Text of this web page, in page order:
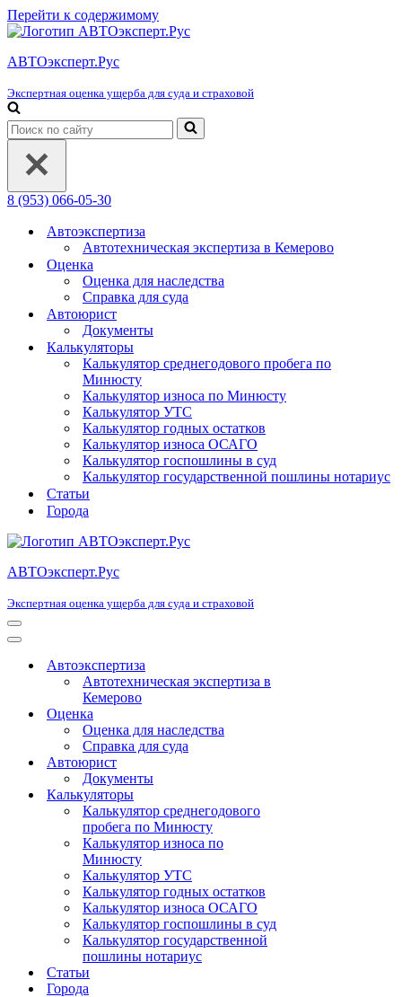
Перейти к содержимому
АВТОэксперт.Рус
Экспертная оценка ущерба для суда и страховой
Искать...
8 (953) 066-05-30
Автоэкспертиза
Автотехническая экспертиза в Кемерово
Оценка
Оценка для наследства
Справка для суда
Автоюрист
Документы
Калькуляторы
Калькулятор среднегодового пробега по
Минюсту
Калькулятор износа по Минюсту
Калькулятор УТС
Калькулятор годных остатков
Калькулятор износа ОСАГО
Калькулятор госпошлины в суд
Калькулятор государственной пошлины нотариус
Статьи
Города
АВТОэксперт.Рус
Экспертная оценка ущерба для суда и страховой
Меню
навигации
Меню
навигацииАвтоэкспертиза
Автотехническая экспертиза в
Кемерово
Оценка
Оценка для наследства
Справка для суда
Автоюрист
Документы
Калькуляторы
Калькулятор среднегодового
пробега по Минюсту
Калькулятор износа по
Минюсту
Калькулятор УТС
Калькулятор годных остатков
Калькулятор износа ОСАГО
Калькулятор госпошлины в суд
Калькулятор государственной
пошлины нотариус
Статьи
Города